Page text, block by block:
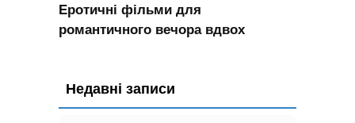
Еротичні фільми для
романтичного вечора вдвох
Недавні записи